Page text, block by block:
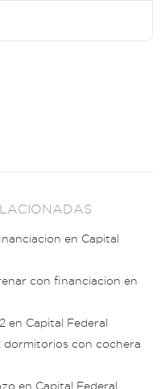
en Capital
con financiacion en
en Capital Federal
dormitorios con cochera
en Capital Federal